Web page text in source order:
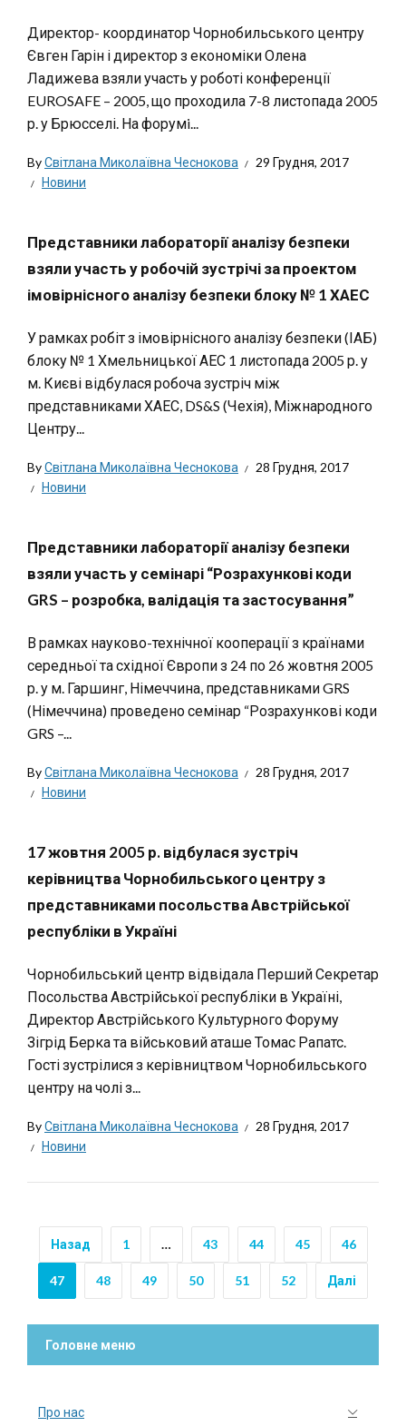
Директор- координатор Чорнобильського центру
Євген Гарін і директор з економіки Олена
Ладижева взяли участь у роботі конференції
EUROSAFE – 2005, що проходила 7-8 листопада 2005
р. у Брюсселі. На форумi...
ByСвітлана Миколаївна Чеснокова
29 Грудня, 2017
Новини
Представники лабораторії аналізу безпеки
взяли участь у робочій зустрічі за проектом
імовірнісного аналізу безпеки блоку № 1 ХАЕС
У рамках робіт з імовірнісного аналізу безпеки (ІАБ)
блоку № 1 Хмельницької АЕС 1 листопада 2005 р. у
м. Києві відбулася робоча зустріч між
представниками ХАЕС, DS&S (Чехія), Міжнародного
Центру...
ByСвітлана Миколаївна Чеснокова
28 Грудня, 2017
Новини
Представники лабораторії аналізу безпеки
взяли участь у семінарі “Розрахункові коди
GRS – розробка, валідація та застосування”
В рамках науково-технічної кооперації з країнами
середньої та східної Європи з 24 по 26 жовтня 2005
р. у м. Гаршинг, Німеччина, представниками GRS
(Німеччина) проведено семінар “Розрахункові коди
GRS –...
ByСвітлана Миколаївна Чеснокова
28 Грудня, 2017
Новини
17 жовтня 2005 р. відбулася зустріч
керівництва Чорнобильського центру з
представниками посольства Австрійської
республіки в Україні
Чорнобильський центр відвідала Перший Секретар
Посольства Австрійської республіки в Україні,
Директор Австрійського Культурного Форуму
Зігрід Берка та військовий аташе Томас Рапатс.
Гості зустрілися з керівництвом Чорнобильського
центру на чолі з...
ByСвітлана Миколаївна Чеснокова
28 Грудня, 2017
Новини
Назад 1 … 43 44 45 46
47 48 49 50 51 52 Далі
Головне меню
Про нас